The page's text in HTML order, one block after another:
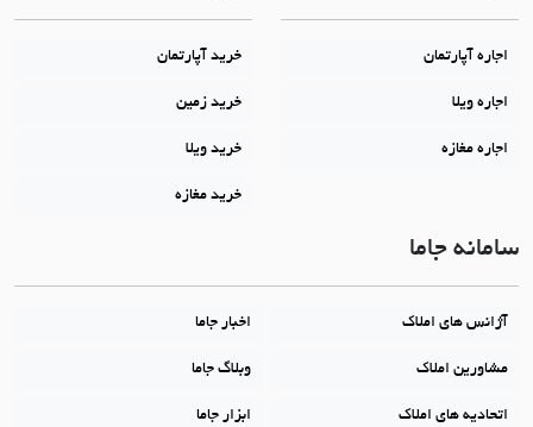
اجاره آپارتمان
اجاره ویلا
اجاره مغازه
خرید آپارتمان
خرید زمین
خرید ویلا
خرید مغازه
سامانه جاما
آژانس های املاک اخبار جاما
مشاورین املاک وبلاگ جاما
اتحادیه های املاک ابزار جاما